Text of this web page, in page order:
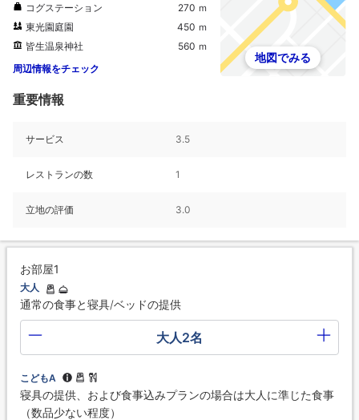
コグステーション
270 ｍ
東光園庭園
450 ｍ
皆生温泉神社
560 ｍ
周辺情報をチェック
地図でみる
重要情報
サービス 3.5
レストランの数 1
立地の評価 3.0
お部屋1
大人
通常の食事と寝具/ベッドの提供
大人2名
こどもA
寝具の提供、および食事込みプランの場合は大人に準じた食事
（数品少ない程度）